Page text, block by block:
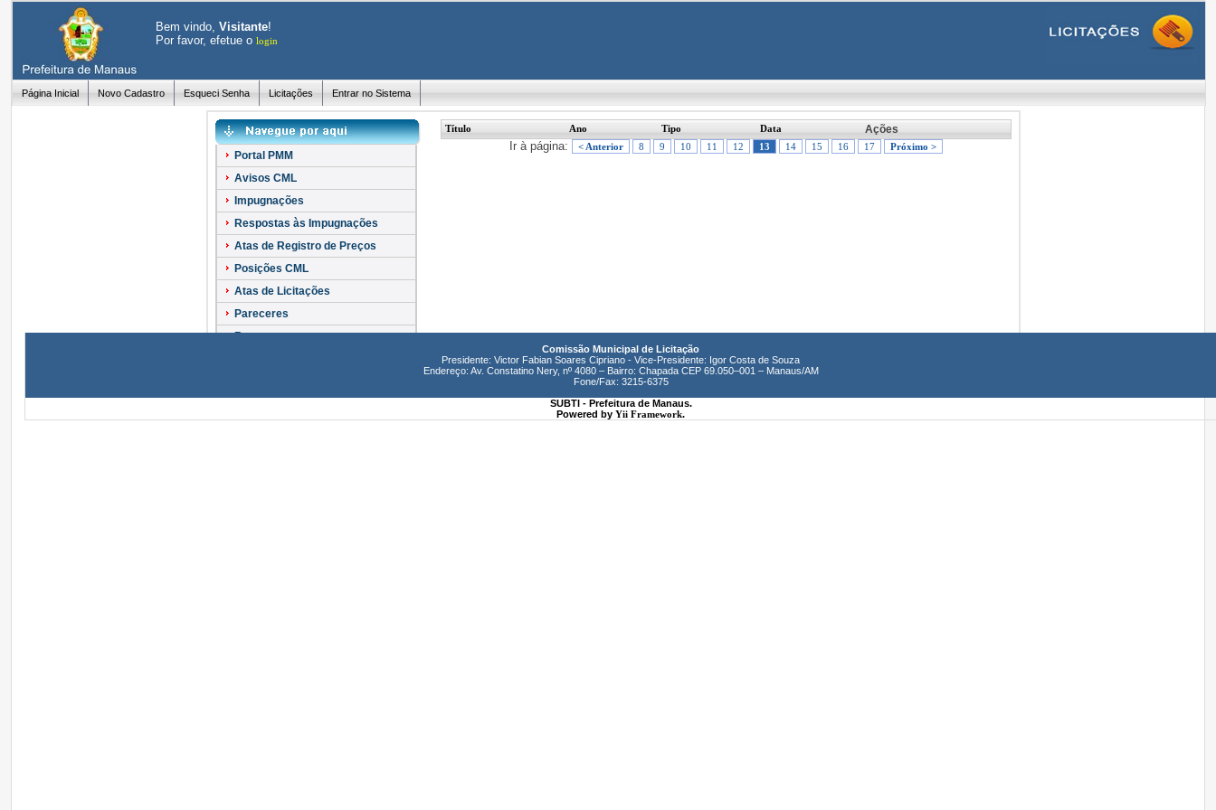
Bem vindo,Visitante!
Por favor, efetue ologin
Página Inicial Novo Cadastro Esqueci Senha Licitações Entrar no Sistema
Portal PMM
Avisos CML
Impugnações
Respostas às Impugnações
Atas de Registro de Preços
Posições CML
Atas de Licitações
Pareceres
Recursos
Título Ano Tipo Data Ações
Ir à página: < Anterior 8 9 10 11 12 13 14 15 16 17 Próximo >
Comissão Municipal de Licitação
Presidente: Victor Fabian Soares Cipriano - Vice-Presidente: Igor Costa de Souza
Endereço: Av. Constatino Nery, nº 4080 – Bairro: Chapada CEP 69.050–001 – Manaus/AM
Fone/Fax: 3215-6375
SUBTI - Prefeitura de Manaus.
Powered byYii Framework.